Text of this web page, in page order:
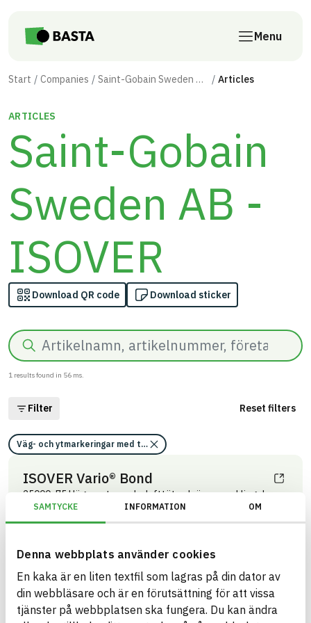
SAMTYCKE INFORMATION OM
Denna webbplats använder cookies
En kaka är en liten textfil som lagras på din dator av
din webbläsare och är en förutsättning för att vissa
tjänster på webbplatsen ska fungera. Du kan ändra
Menu
Start Companies Saint-Gobain Sweden AB - ISOVER Articles
ARTICLES
Saint-Gobain
Sweden AB -
ISOVER
Download QR code Download sticker
Search
1 results found in 56 ms.
Filter Reset filters
Väg- och ytmarkeringar med tejp (DEE.4)
ISOVER Vario® Bond
25000x75 Högpresterande, lufttät och överspacklingsbar
skarvtejp för fönster, dörrar och andra anslutningar mellan
trä- och murverk.
3544912703
01408Tätningslist
GTIN
7392979214537
Saint-Gobain Sweden AB -
ISOVER
BRAND NAME
ISOVER
BASTA ID
661350